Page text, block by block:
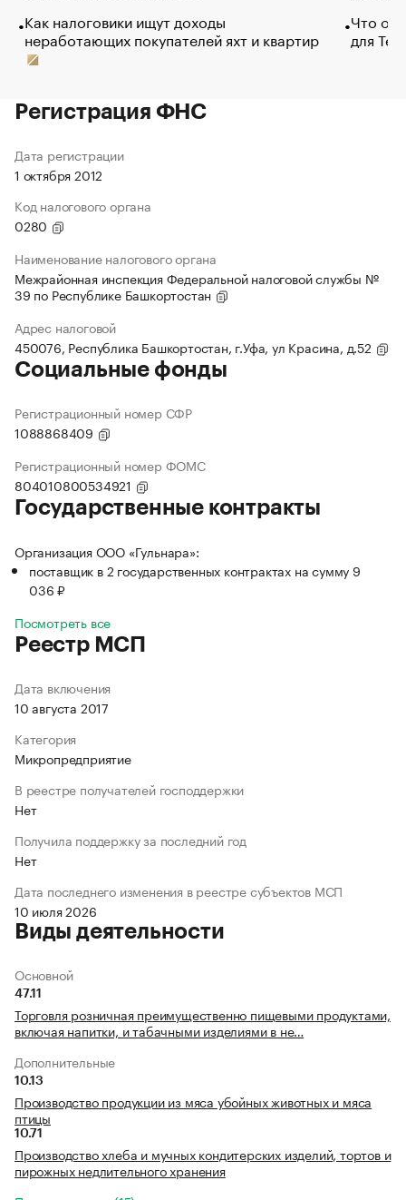
Как налоговики ищут доходы
неработающих покупателей яхт и квартир
Что
для
Регистрация ФНС
Дата регистрации
1 октября 2012
Код налогового органа
0280
Наименование налогового органа
Межрайонная инспекция Федеральной налоговой службы №
39 по Республике Башкортостан
Адрес налоговой
450076, Республика Башкортостан, г.Уфа, ул Красина, д.52
Социальные фонды
Регистрационный номер СФР
1088868409
Регистрационный номер ФОМС
804010800534921
Государственные контракты
Организация ООО «Гульнара»:
поставщик в 2 государственных контрактах на сумму 9
036 ₽
Посмотреть все
Реестр МСП
Дата включения
10 августа 2017
Категория
Микропредприятие
В реестре получателей господдержки
Нет
Получила поддержку за последний год
Нет
Дата последнего изменения в реестре субъектов МСП
10 июля 2026
Виды деятельности
Основной
47.11
Торговля розничная преимущественно пищевыми продуктами,
включая напитки, и табачными изделиями в не…
Дополнительные
10.13
Производство продукции из мяса убойных животных и мяса
птицы
10.71
Производство хлеба и мучных кондитерских изделий, тортов и
пирожных недлительного хранения